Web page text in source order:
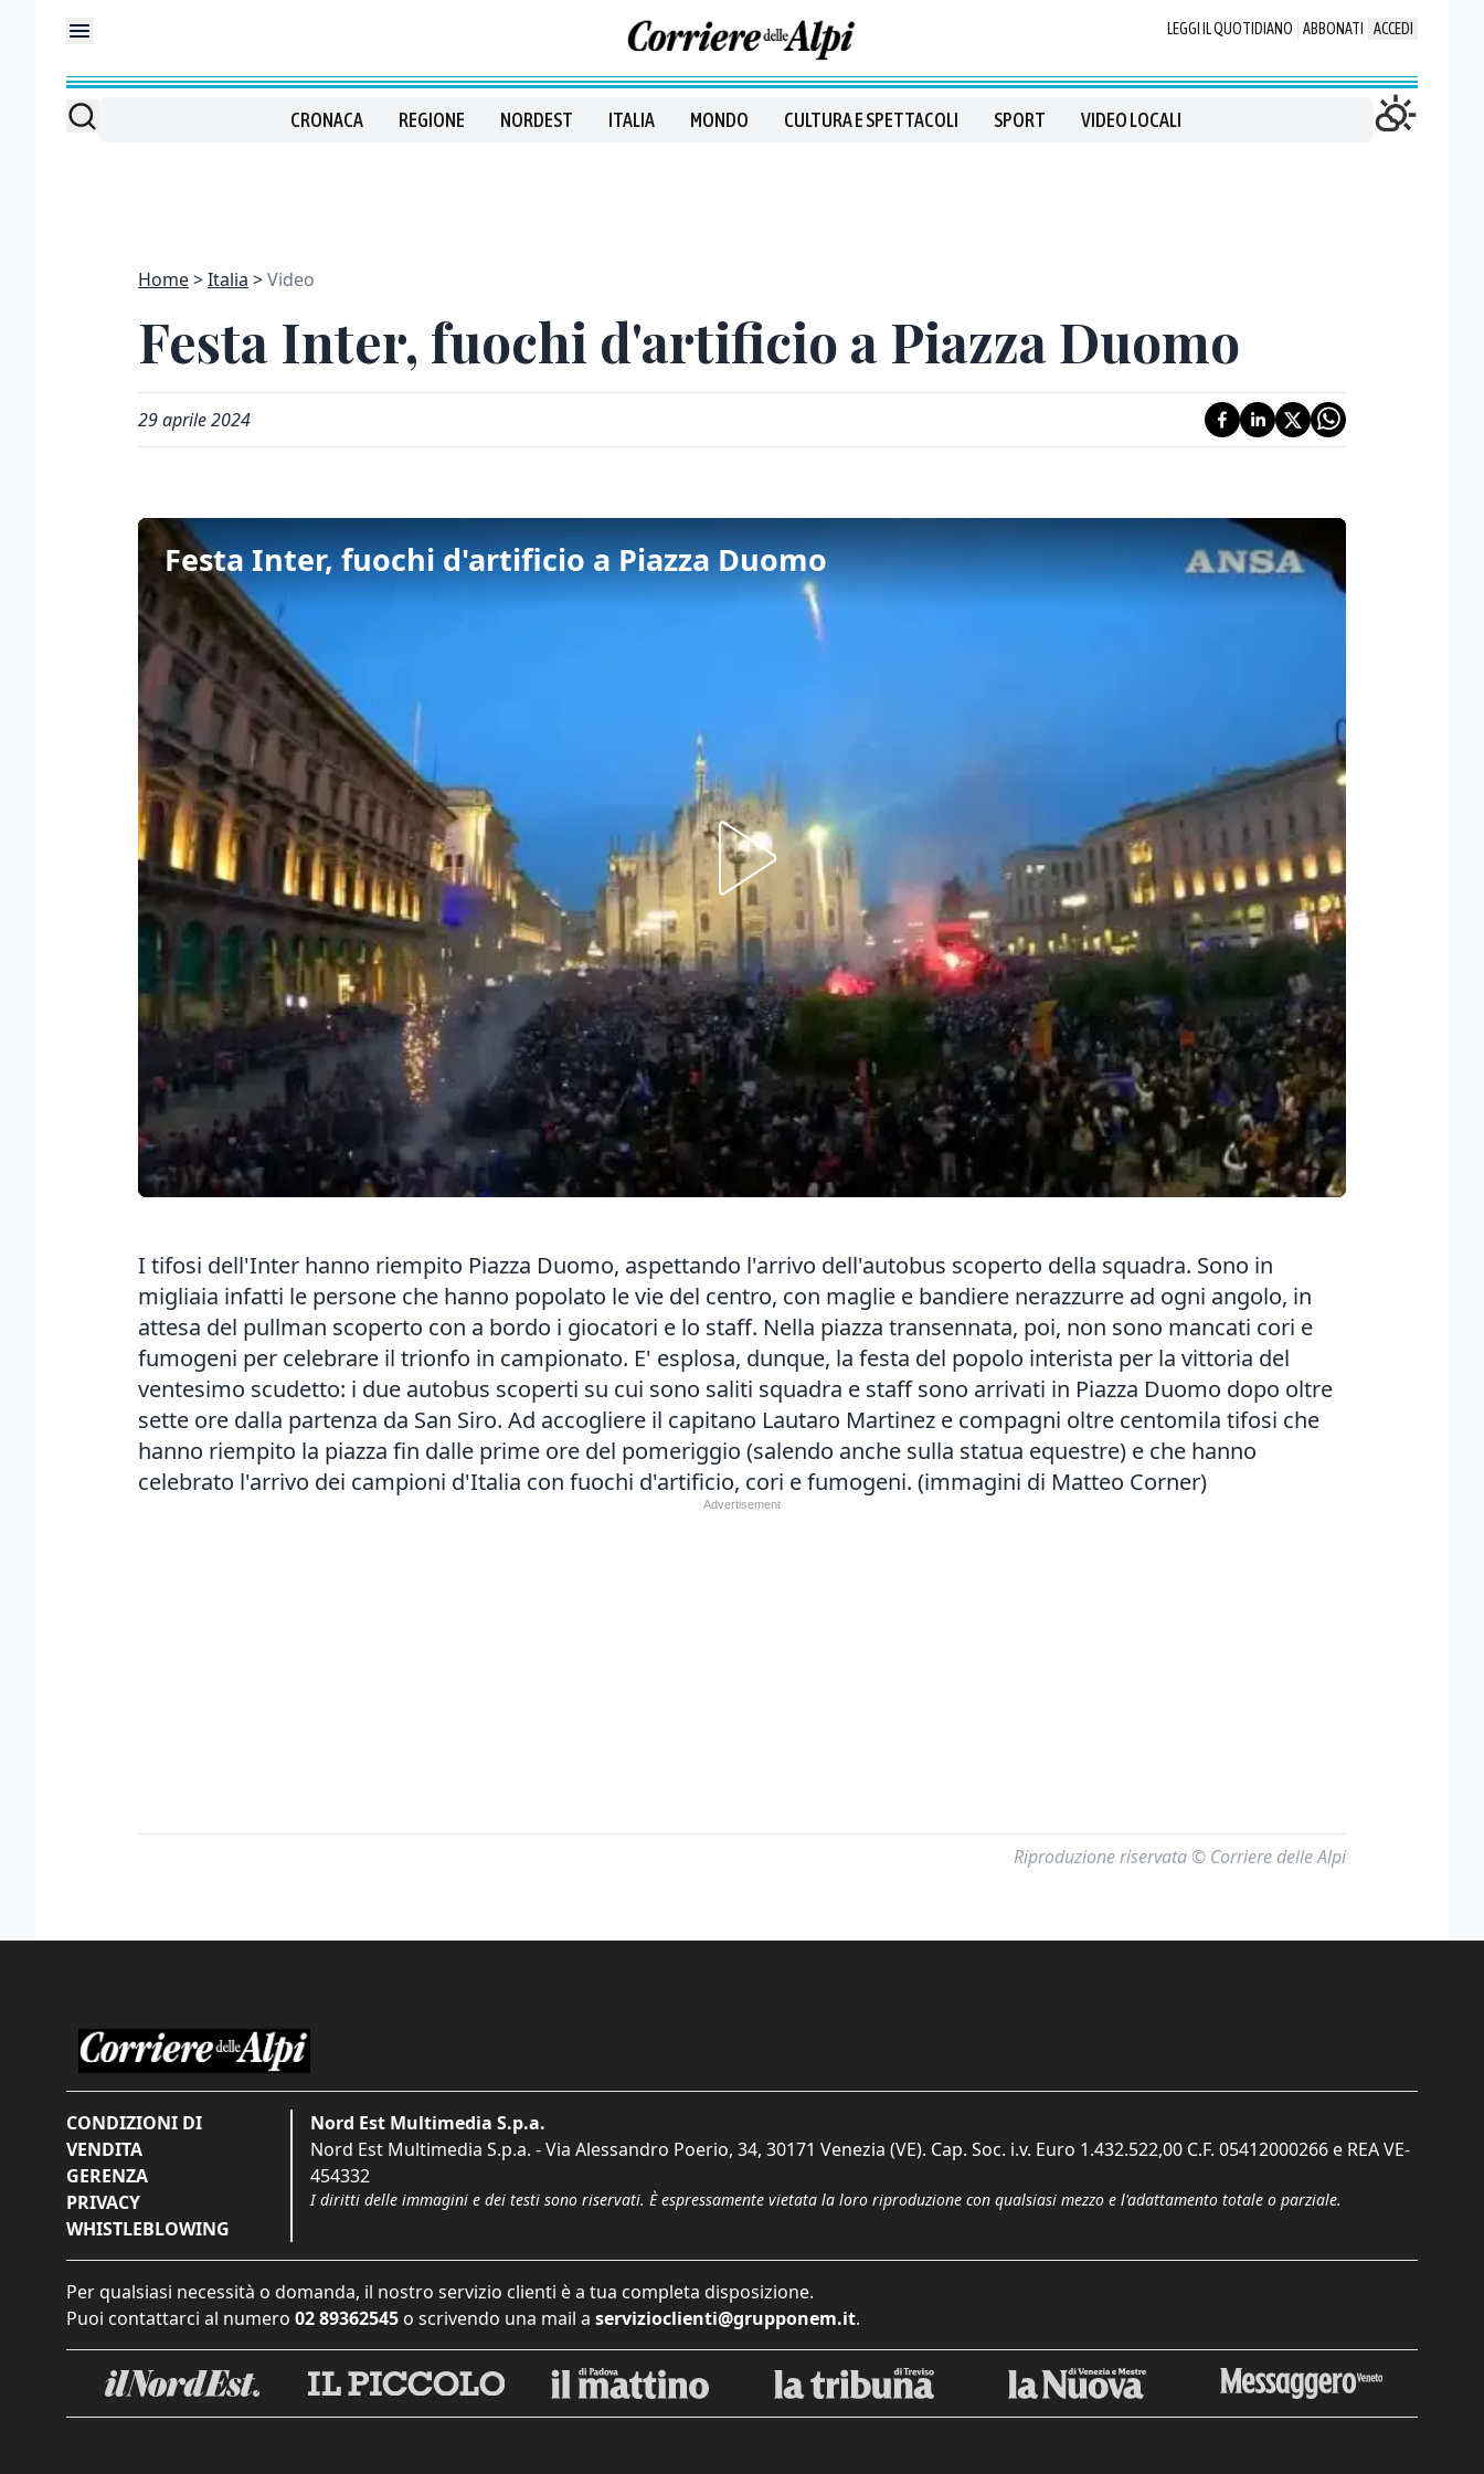
LEGGI IL QUOTIDIANO ABBONATI ACCEDI
CRONACA REGIONE NORDEST ITALIA MONDO CULTURA E SPETTACOLI SPORT VIDEO LOCALI
Home Italia Video
Festa Inter, fuochi d'artificio a Piazza Duomo
29 aprile 2024
Festa Inter, fuochi d'artificio a Piazza Duomo
I tifosi dell'Inter hanno riempito Piazza Duomo, aspettando l'arrivo dell'autobus scoperto della squadra. Sono in
migliaia infatti le persone che hanno popolato le vie del centro, con maglie e bandiere nerazzurre ad ogni angolo, in
attesa del pullman scoperto con a bordo i giocatori e lo staff. Nella piazza transennata, poi, non sono mancati cori e
fumogeni per celebrare il trionfo in campionato. E' esplosa, dunque, la festa del popolo interista per la vittoria del
ventesimo scudetto: i due autobus scoperti su cui sono saliti squadra e staff sono arrivati in Piazza Duomo dopo oltre
sette ore dalla partenza da San Siro. Ad accogliere il capitano Lautaro Martinez e compagni oltre centomila tifosi che
hanno riempito la piazza fin dalle prime ore del pomeriggio (salendo anche sulla statua equestre) e che hanno
celebrato l'arrivo dei campioni d'Italia con fuochi d'artificio, cori e fumogeni. (immagini di Matteo Corner)
Riproduzione riservata © Corriere delle Alpi
CONDIZIONI DI
VENDITA
GERENZA
PRIVACY
WHISTLEBLOWING
Nord Est Multimedia S.p.a.
Nord Est Multimedia S.p.a. - Via Alessandro Poerio, 34, 30171 Venezia (VE). Cap. Soc. i.v. Euro 1.432.522,00 C.F. 05412000266 e REA VE-
454332
I diritti delle immagini e dei testi sono riservati. È espressamente vietata la loro riproduzione con qualsiasi mezzo e l'adattamento totale o parziale.
Per qualsiasi necessità o domanda, il nostro servizio clienti è a tua completa disposizione.
Puoi contattarci al numero 02 89362545 o scrivendo una mail a servizioclienti@grupponem.it.